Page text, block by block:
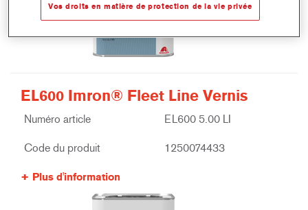
EL600 Imron® Fleet Line Vernis
Numéro article EL600 5.00 LI
Code du produit 1250074433
Plus d'information
Vos droits en matière de protection de la vie privée